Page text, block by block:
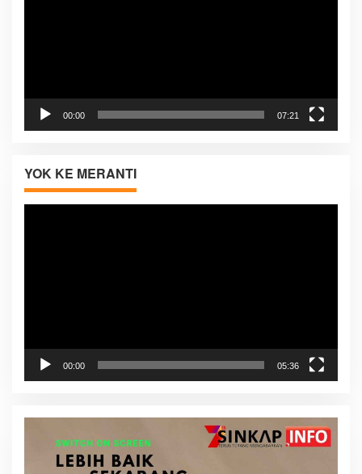
00:00 07:21
YOK KE MERANTI
00:00 05:36